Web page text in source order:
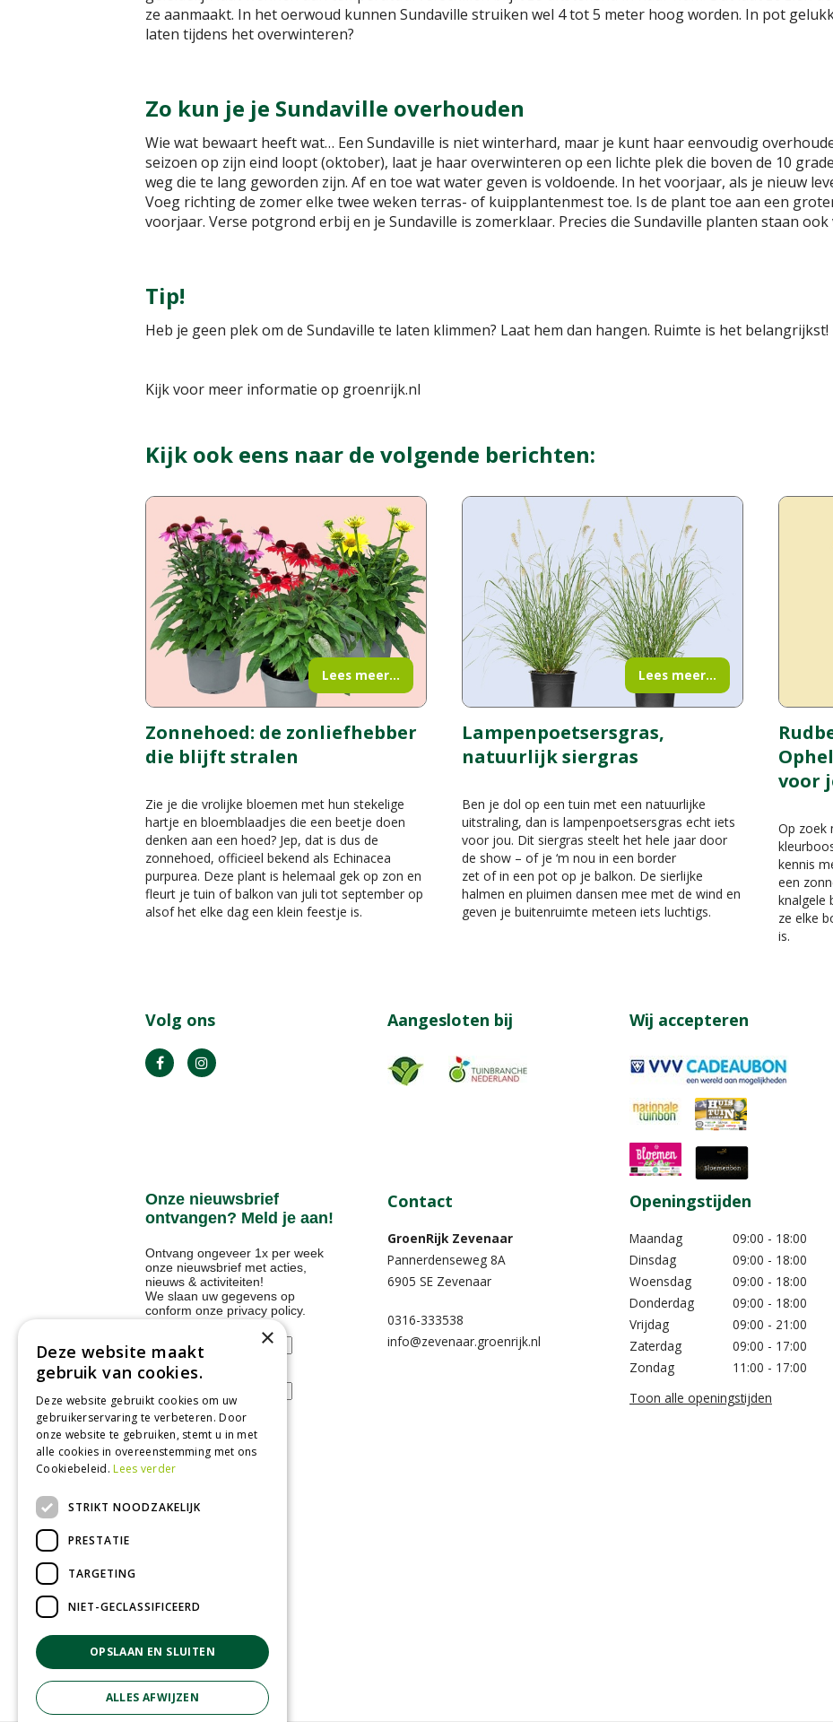
ze aanmaakt. In het oerwoud kunnen Sundaville struiken wel 4 tot 5 meter hoog worden. In pot
laten tijdens het overwinteren?
Zo kun je je Sundaville overhouden
Wie wat bewaart heeft wat… Een Sundaville is niet winterhard, maar je kunt haar eenvoudig
seizoen op zijn eind loopt (oktober), laat je haar overwinteren op een lichte plek die boven de 10
weg die te lang geworden zijn. Af en toe wat water geven is voldoende. In het voorjaar, als je nieuw
Voeg richting de zomer elke twee weken terras- of kuipplantenmest toe. Is de plant toe aan een
voorjaar. Verse potgrond erbij en je Sundaville is zomerklaar. Precies die Sundaville planten staan
Tip!
Heb je geen plek om de Sundaville te laten klimmen? Laat hem dan hangen. Ruimte is het belangrijkst!
Kijk voor meer informatie op groenrijk.nl
Kijk ook eens naar de volgende berichten:
Zonnehoed: de zonliefhebber
die blijft stralen
Zie je die vrolijke bloemen met hun stekelige
hartje en bloemblaadjes die een beetje doen
denken aan een hoed? Jep, dat is dus de
zonnehoed, officieel bekend als Echinacea
purpurea. Deze plant is helemaal gek op zon en
fleurt je tuin of balkon van juli tot september op
alsof het elke dag een klein feestje is.
Lees meer...
Lampenpoetsersgras,
natuurlijk siergras
Ben je dol op een tuin met een natuurlijke
uitstraling, dan is lampenpoetsersgras echt iets
voor jou. Dit siergras steelt het hele jaar door
de show – of je ‘m nou in een border
zet of in een pot op je balkon. De sierlijke
halmen en pluimen dansen mee met de wind en
geven je buitenruimte meteen iets luchtigs.
Lees meer...
voor
Op zoek
kennis
een
knalgele
ze elke
is.
Volg ons Aangesloten bij Wij accepteren
Onze nieuwsbrief
ontvangen? Meld je aan!
Ontvang ongeveer 1x per week
onze nieuwsbrief met acties,
nieuws & activiteiten!
We slaan uw gegevens op
conform onze privacy policy.
E-mailadres
Contact
GroenRijk Zevenaar​
Pannerdenseweg 8A
6905 SE Zevenaar
0316-333538
info@zevenaar.groenrijk.nl
Openingstijden
Maandag
09:00 - 18:00
Dinsdag
09:00 - 18:00
Woensdag
09:00 - 18:00
Donderdag
09:00 - 18:00
Vrijdag
09:00 - 21:00
Zaterdag
09:00 - 17:00
Zondag
11:00 - 17:00
Toon alle openingstijden
Tuincentrum
Tuinplanten
Barbecue kopen
×
Deze website maakt
gebruik van cookies.
Deze website gebruikt cookies om uw
gebruikerservaring te verbeteren. Door
onze website te gebruiken, stemt u in met
alle cookies in overeenstemming met ons
Cookiebeleid.Lees verder
STRIKT NOODZAKELIJK
PRESTATIE
TARGETING
NIET-GECLASSIFICEERD
OPSLAAN EN SLUITEN
ALLES AFWIJZEN